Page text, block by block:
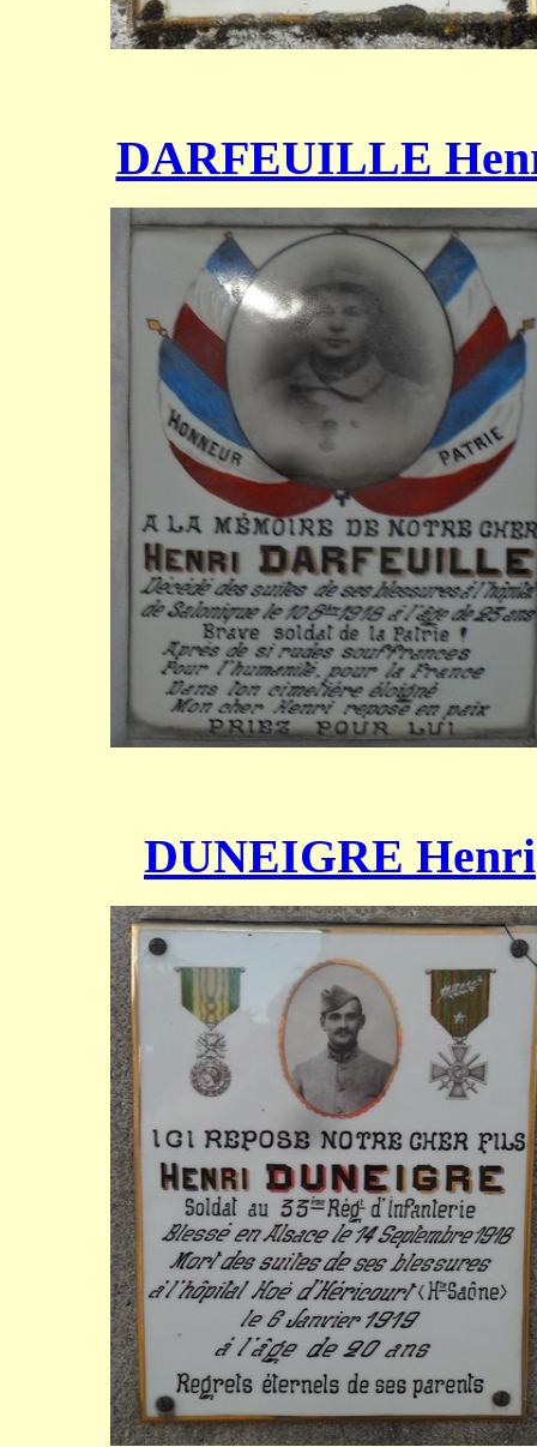
DARFEUILLE
DUNEIGRE Henri